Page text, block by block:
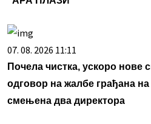
07. 08. 2026 11:11
Почела чистка, ускоро нове
одговор на жалбе грађана
смењена два директора